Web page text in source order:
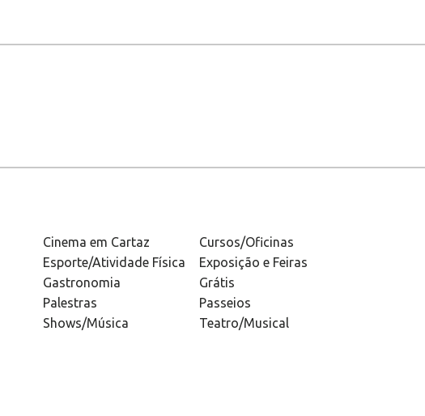
Cinema em Cartaz
Cursos/Oficinas
Esporte/Atividade Física
Exposição e Feiras
Gastronomia
Grátis
Palestras
Passeios
Shows/Música
Teatro/Musical